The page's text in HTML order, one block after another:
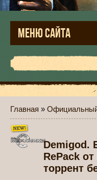
МЕНЮ САЙТА
Главная »
Demigod.
RePack
торрент